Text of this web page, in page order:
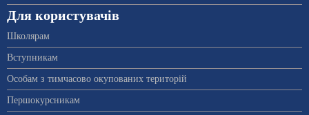
Для користувачів
Школярам
Вступникам
Особам з тимчасово окупованих територій
Першокурсникам